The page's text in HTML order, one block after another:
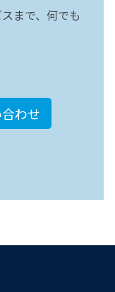
まで、何でも
わせ